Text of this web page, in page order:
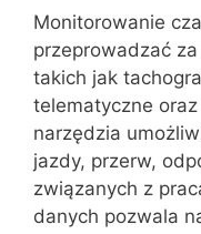
Monitorowanie
przeprowadzać
takich jak
telematyczne
narzędzia
jazdy, przerw,
związanych z
danych pozwala